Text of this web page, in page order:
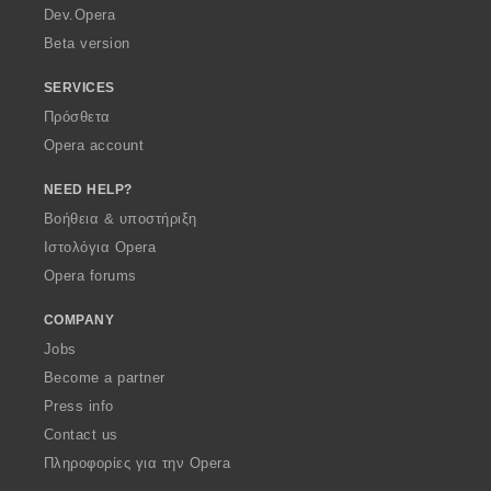
a
Dev.Opera
Beta version
SERVICES
Πρόσθετα
Opera account
NEED HELP?
Βοήθεια & υποστήριξη
Ιστολόγια Opera
Opera forums
COMPANY
Jobs
Become a partner
Press info
Contact us
Πληροφορίες για την Opera